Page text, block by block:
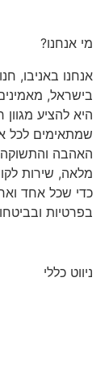
מי אנחנו?
אנחנו באניבו,
בישראל,
היא להציע
שמתאימים לכל
האהבה והתשוקה
מלאה, שירות
כדי שכל אחד
בפרטיות
ניווט כללי